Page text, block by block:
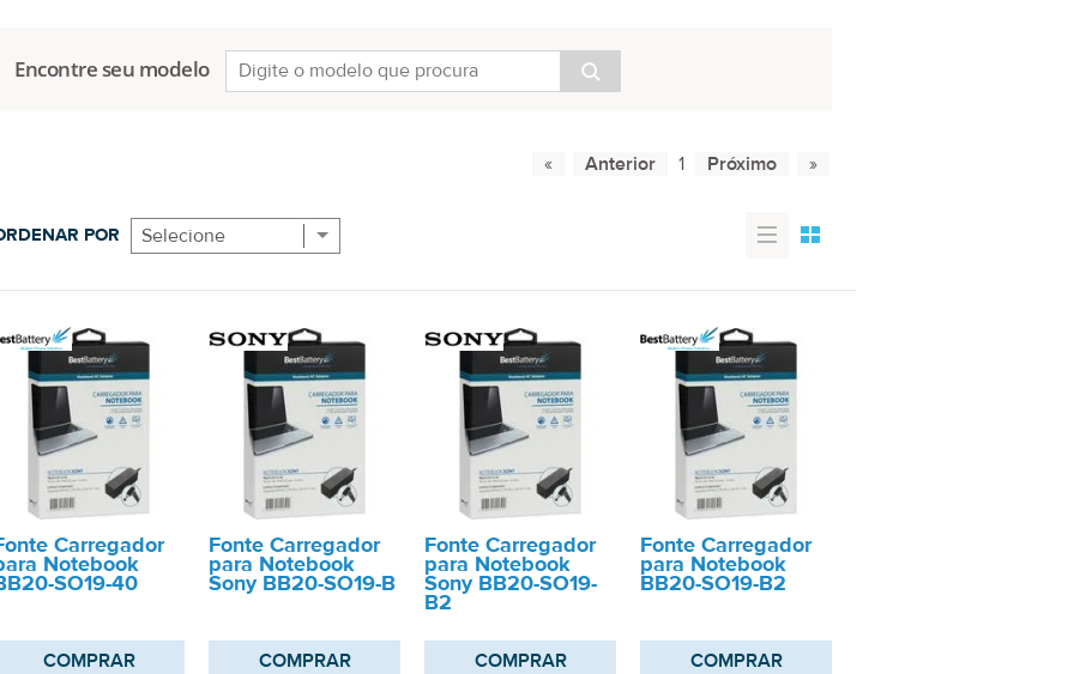
Encontre seu modelo
POR Selecione
1
Carregador
Notebook
SO19-40
COMPRAR
Fonte Carregador
para Notebook
Sony BB20-SO19-B
COMPRAR
Fonte Carregador
para Notebook
Sony BB20-SO19-
B2
COMPRAR
Fonte Carregador
para Notebook
BB20-SO19-B2
COMPRAR